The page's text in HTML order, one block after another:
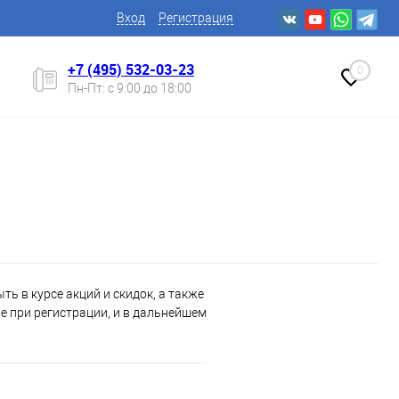
Вход Регистрация
+7 (495) 532-03-23
Пн-Пт: с 9:00 до 18:00
0
в курсе акций и скидок, а также
при регистрации, и в дальнейшем